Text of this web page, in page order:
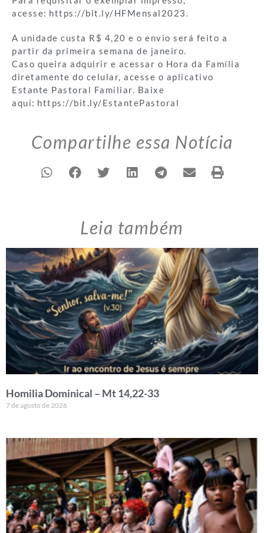
acesse: https://bit.ly/HFMensal2023.
A unidade custa R$ 4,20 e o envio será feito a
partir da primeira semana de janeiro.
Caso queira adquirir e acessar o Hora da Família
diretamente do celular, acesse o aplicativo
Estante Pastoral Familiar. Baixe
aqui: https://bit.ly/EstantePastoral
Compartilhe essa Notícia
Leia também
Homilia Dominical – Mt 14,22-33
7 de agosto de 2026